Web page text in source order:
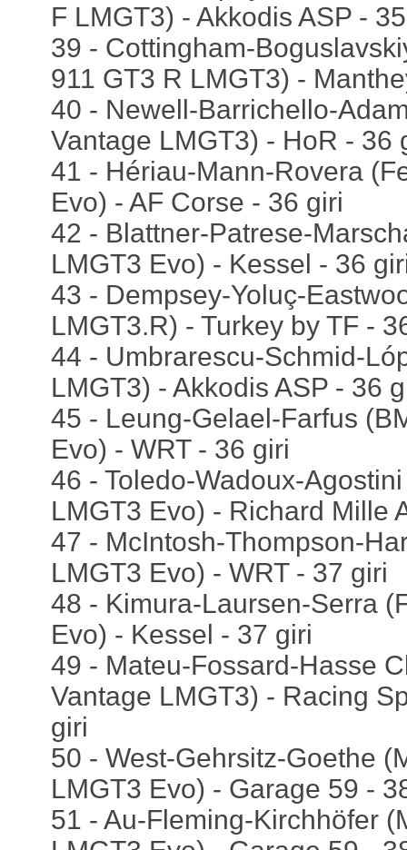
F LMGT3) - Akkodis ASP -
39 - Cottingham-
911 GT3 R LMGT3) -
40 - Newell-Barrichello-
Vantage LMGT3) - HoR - 36
41 - Hériau-Mann-Rovera
Evo) - AF Corse - 36 giri
42 - Blattner-Patrese-
LMGT3 Evo) - Kessel - 36
43 - Dempsey-Yoluç-
LMGT3.R) - Turkey by TF -
44 - Umbrarescu-Schmid-
LMGT3) - Akkodis ASP - 36
45 - Leung-Gelael-Farfus
Evo) - WRT - 36 giri
46 - Toledo-Wadoux-
LMGT3 Evo) - Richard Mille
47 - McIntosh-Thompson-
LMGT3 Evo) - WRT - 37 giri
48 - Kimura-Laursen-Serra
Evo) - Kessel - 37 giri
49 - Mateu-Fossard-Hasse
Vantage LMGT3) - Racing
giri
50 - West-Gehrsitz-Goethe
LMGT3 Evo) - Garage 59 -
51 - Au-Fleming-Kirchhöfer